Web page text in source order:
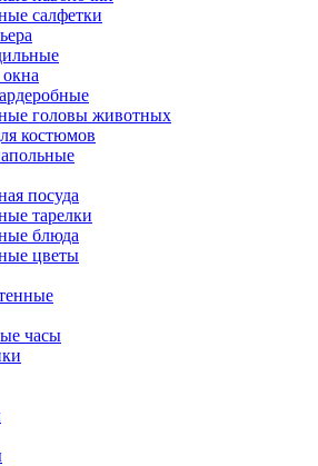
салфетки
головы животных
костюмов
посуда
тарелки
блюда
цветы
часы